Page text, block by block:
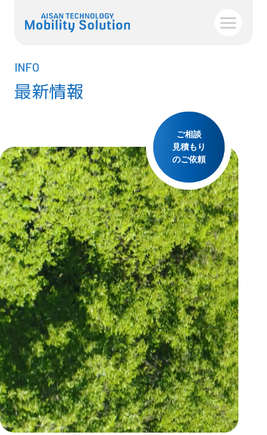
INFO
最新情報
ご相談
見積もり
のご依頼